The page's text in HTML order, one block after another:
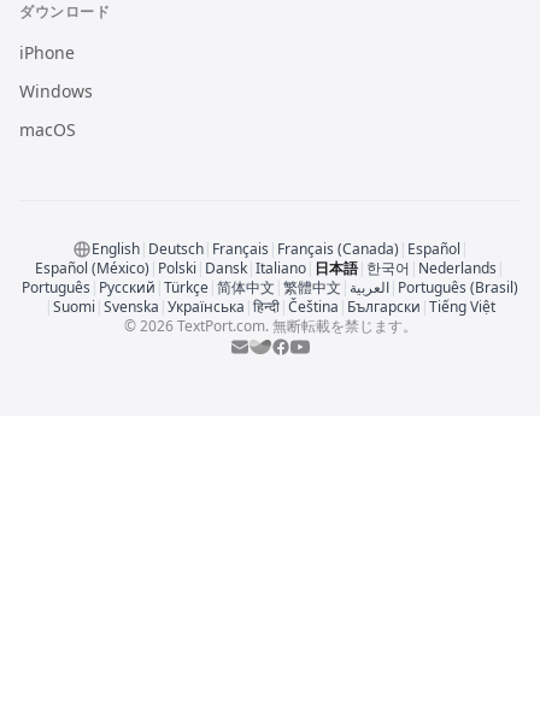
ダウンロード
iPhone
Windows
macOS
English| Deutsch| Français | Français (Canada) | Español |
Español (México) | Polski | Dansk|Italiano| 日本語| 한국어 | Nederlands |
Português | Русский |Türkçe|简体中文 |繁體中文 | العربية| Português (Brasil)
|Suomi |Svenska |Українська |हिन्दी|Čeština | Български |Tiếng Việt
© 2026 TextPort.com. 無断転載を禁じます。